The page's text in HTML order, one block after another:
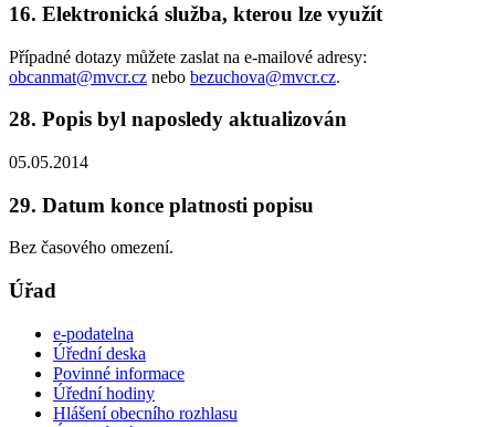
16. Elektronická služba, kterou lze využít
Případné dotazy můžete zaslat na e-mailové adresy:
obcanmat@mvcr.cz nebo bezuchova@mvcr.cz.
28. Popis byl naposledy aktualizován
05.05.2014
29. Datum konce platnosti popisu
Bez časového omezení.
Úřad
e-podatelna
Úřední deska
Povinné informace
Úřední hodiny
Hlášení obecního rozhlasu